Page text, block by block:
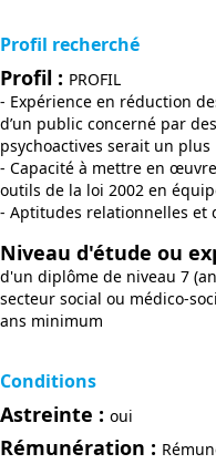
Profil recherché
Profil : PROFIL
- Expérience en réduction
d’un public concerné par
psychoactives serait un plus
- Capacité à mettre en
outils de la loi 2002 en
- Aptitudes relationnelles et
Niveau d'étude ou
d'un diplôme de niveau 7
secteur social ou médico-
ans minimum
Conditions
Astreinte : oui
Rémunération :